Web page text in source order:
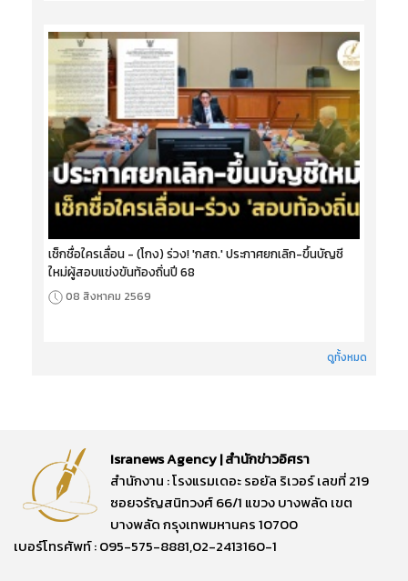
เช็กชื่อใครเลื่อน - (โกง) ร่วง! 'กสถ.' ประกาศยกเลิก-ขึ้นบัญชี
ใหม่ผู้สอบแข่งขันท้องถิ่นปี 68
08 สิงหาคม 2569
ดูทั้งหมด
Isranews Agency | สำนักข่าวอิศรา
สำนักงาน : โรงแรมเดอะ รอยัล ริเวอร์ เลขที่ 219
ซอยจรัญสนิทวงศ์ 66/1 แขวง บางพลัด เขต
บางพลัด กรุงเทพมหานคร 10700
เบอร์โทรศัพท์ : 095-575-8881,02-2413160-1